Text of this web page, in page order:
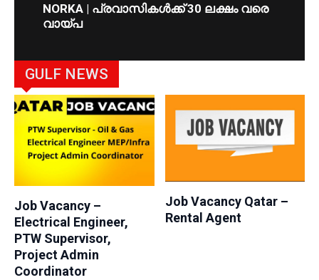
NORKA | പ്രവാസികള്‍ക്ക് 30 ലക്ഷം വരെ
വായ്പ
GULF NEWS
Job Vacancy –
Electrical Engineer,
PTW Supervisor,
Project Admin
Coordinator
Job Vacancy Qatar –
Rental Agent